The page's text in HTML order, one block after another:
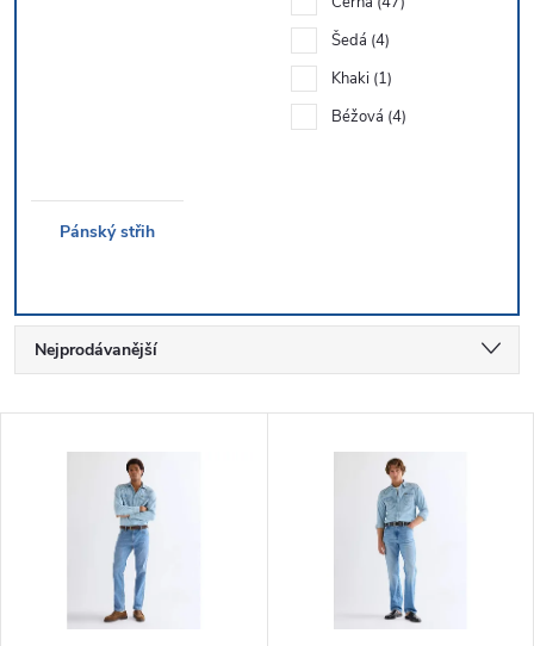
Šedá 4
Khaki 1
Béžová 4
Pánský střih
Ř
a
Nejprodávanější